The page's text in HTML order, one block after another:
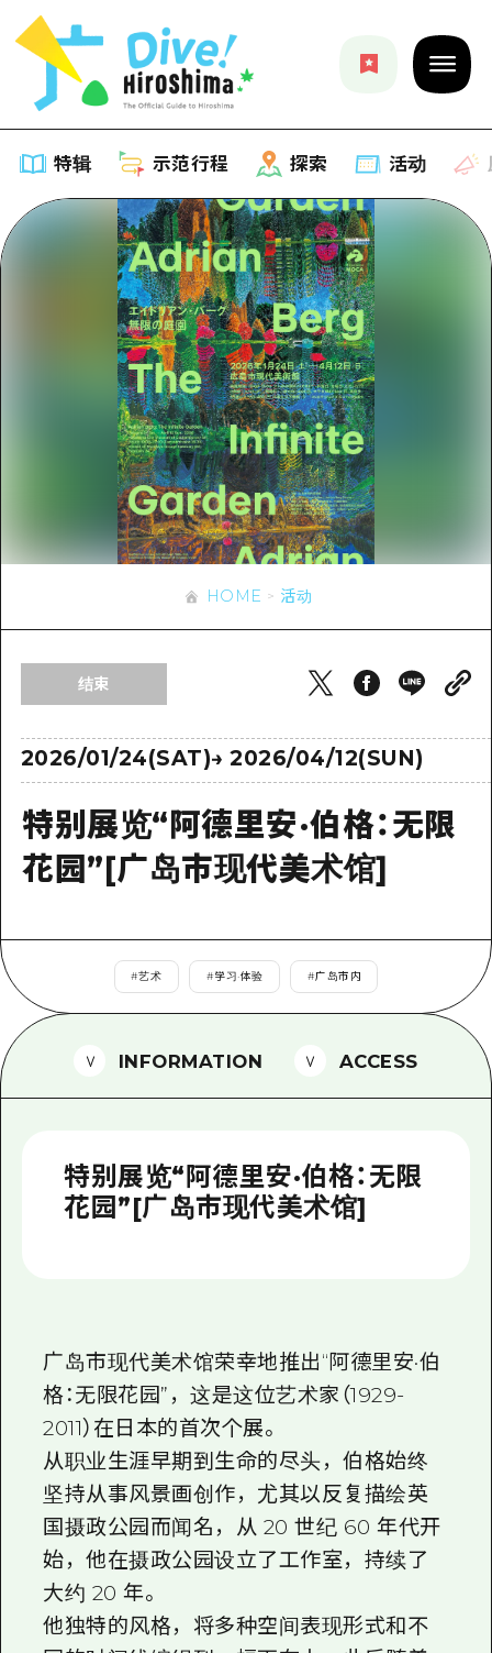
特辑 示范行程 探索 活动
特辑
列表
推荐
艺术
活动·庙会
美食·酒水
骑自行车
夜晚生活
世界遗产
学习·体验
历史·文化
治愈
示范行程
列表
Dive!Hiroshima官方向导
广岛随意旅行
广岛市内
安艺
答对了
美北
东山口
短途旅行
半天
1晚2天
2晚3天
探索
列表
广岛市内
安艺
答對了
东山口
爱媛
岛根
活动
应时信息
有用的信息
访问访问
次要流量摘要
设施拥堵
行李寄存和运送服务
广岛表情周游券
面向外国游客的街角旅游信息中心
志愿者指南
通过视频介绍广岛县的魅力！
灾难发生期间的交通信息
HOME
HOME 活动
结束
2026/01/24(SAT)→2026/04/12(SUN)
特别展览“阿德里安·伯格：无限
花园”[广岛市现代美术馆]
#艺术 #学习·体验 #广岛市内
INFORMATION ACCESS
特别展览“阿德里安·伯格：无限
花园”[广岛市现代美术馆]
广岛市现代美术馆荣幸地推出“阿德里安·伯
格：无限花园”，这是这位艺术家（1929-
2011）在日本的首次个展。
从职业生涯早期到生命的尽头，伯格始终
坚持从事风景画创作，尤其以反复描绘英
国摄政公园而闻名，从 20 世纪 60 年代开
始，他在摄政公园设立了工作室，持续了
大约 20 年。
他独特的风格，将多种空间表现形式和不